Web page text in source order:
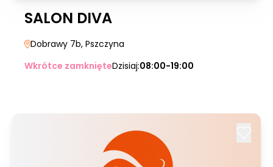
SALON DIVA
Dobrawy 7b, Pszczyna
Wkrótce zamknięteDzisiaj:08:00-19:00